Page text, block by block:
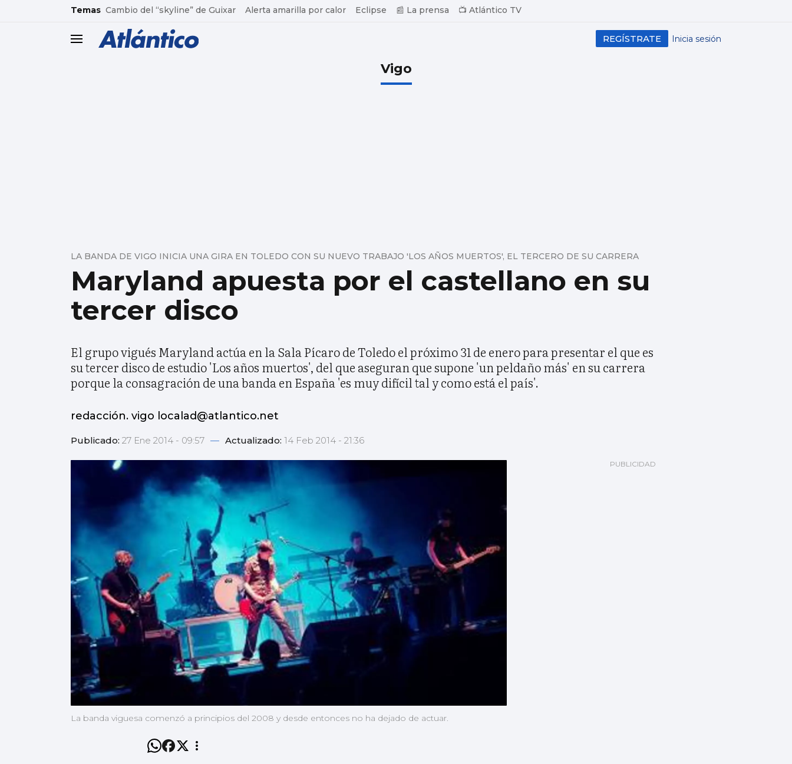
common.go-to-content
Temas Cambio del “skyline” de Guixar Alerta amarilla por calor Eclipse 📰 La prensa 📺 Atlántico TV
header.menu.open Inicia sesión
REGÍSTRATE
Vigo
Maryland apuesta por el castellano en su
tercer disco
LA BANDA DE VIGO INICIA UNA GIRA EN TOLEDO CON SU NUEVO TRABAJO 'LOS AÑOS MUERTOS', EL TERCERO DE SU CARRERA
El grupo vigués Maryland actúa en la Sala Pícaro de Toledo el próximo 31 de enero para presentar el que es
su tercer disco de estudio 'Los años muertos', del que aseguran que supone 'un peldaño más' en su carrera
porque la consagración de una banda en España 'es muy difícil tal y como está el país'.
redacción. vigo localad@atlantico.net
Publicado: 27 Ene 2014 - 09:57 — Actualizado: 14 Feb 2014 - 21:36
La banda viguesa comenzó a principios del 2008 y desde entonces no ha dejado de actuar.